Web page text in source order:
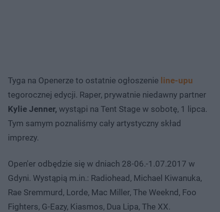
Tyga na Openerze to ostatnie ogłoszenie line-upu
tegorocznej edycji. Raper, prywatnie niedawny partner
Kylie Jenner, wystąpi na Tent Stage w sobotę, 1 lipca.
Tym samym poznaliśmy cały artystyczny skład
imprezy.
Open'er odbędzie się w dniach 28-06.-1.07.2017 w
Gdyni. Wystąpią m.in.: Radiohead, Michael Kiwanuka,
Rae Sremmurd, Lorde, Mac Miller, The Weeknd, Foo
Fighters, G-Eazy, Kiasmos, Dua Lipa, The XX.